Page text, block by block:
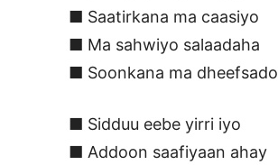
■ Saatirkana ma caasiyo
■ Ma sahwiyo salaadaha
■ Soonkana ma dheefsado
■ Sidduu eebe yirri iyo
■ Addoon saafiyaan ahay